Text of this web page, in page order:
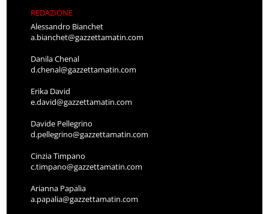
REDAZIONE
Alessandro Bianchet
a.bianchet@gazzettamatin.com
Danila Chenal
d.chenal@gazzettamatin.com
Erika David
e.david@gazzettamatin.com
Davide Pellegrino
d.pellegrino@gazzettamatin.com
Cinzia Timpano
c.timpano@gazzettamatin.com
Arianna Papalia
a.papalia@gazzettamatin.com